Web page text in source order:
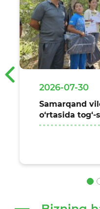
2026-07-30
Samarqand
o‘rtasida
o‘tkazildi
‹